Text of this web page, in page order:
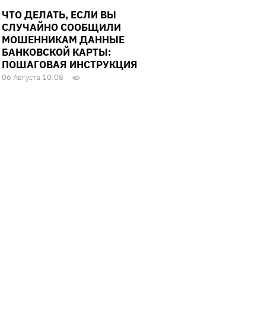
ЧТО ДЕЛАТЬ, ЕСЛИ ВЫ
СЛУЧАЙНО СООБЩИЛИ
МОШЕННИКАМ ДАННЫЕ
БАНКОВСКОЙ КАРТЫ:
ПОШАГОВАЯ ИНСТРУКЦИЯ
06 Августа 10:08